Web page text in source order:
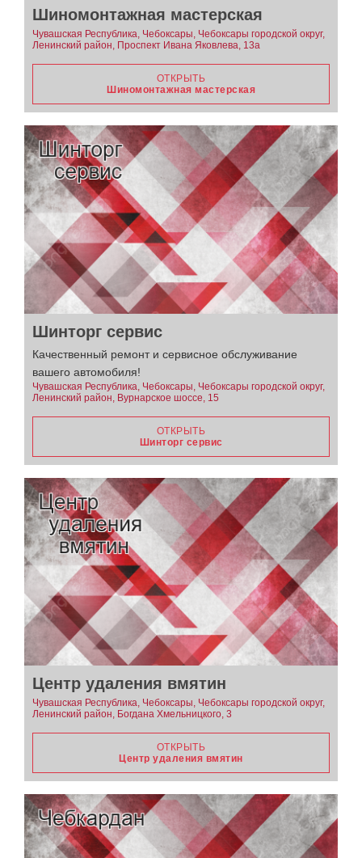
Шиномонтажная мастерская
Чувашская Республика, Чебоксары, Чебоксары городской округ,
Ленинский район, Проспект Ивана Яковлева, 13а
ОТКРЫТЬ
Шиномонтажная мастерская
Шинторг сервис
Качественный ремонт и сервисное обслуживание
вашего автомобиля!
Чувашская Республика, Чебоксары, Чебоксары городской округ,
Ленинский район, Вурнарское шоссе, 15
ОТКРЫТЬ
Шинторг сервис
Центр удаления вмятин
Чувашская Республика, Чебоксары, Чебоксары городской округ,
Ленинский район, Богдана Хмельницкого, 3
ОТКРЫТЬ
Центр удаления вмятин